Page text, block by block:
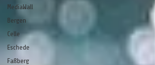
MediaWall
Bergen
Celle
Eschede
Faßberg